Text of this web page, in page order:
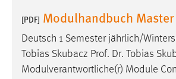
[PDF] Modulhandbuch
Deutsch 1 Semester jährlich/
Tobias Skubacz Prof. Dr. Tobias
Modulverantwortliche(r) Module
mibew_locale,
5e9dbeb1811c0446
Zweck:
Wird benötigt um die
nutzen zu können.